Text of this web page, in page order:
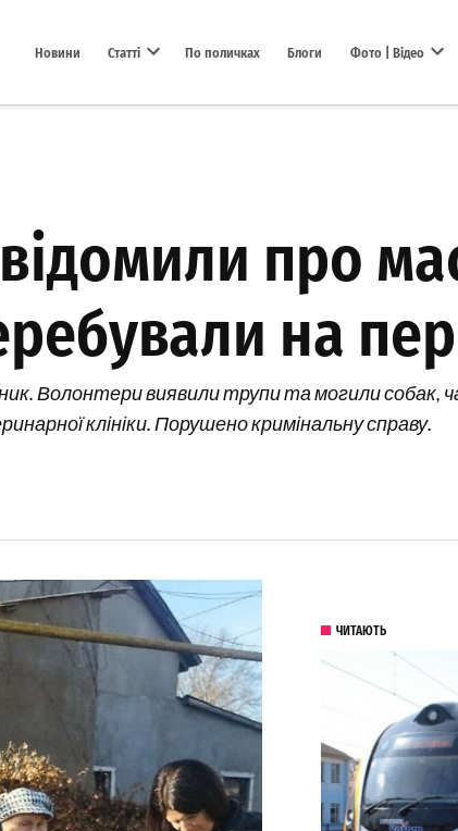
Новини Статті По поличках Блоги Фото | Відео
про
на
Волонтери виявили трупи та могили собак,
клініки. Порушено кримінальну справу.
ЧИТАЮТЬ